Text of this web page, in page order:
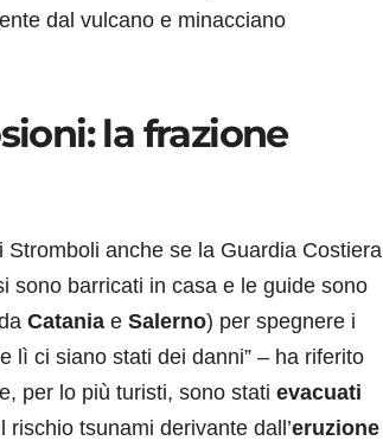
dal vulcano e minacciano
la frazione
anche se la Guardia Costiera
sono barricati in casa e le guide sono
Catania e Salerno) per spegnere i
lì ci siano stati dei danni” – ha riferito
per lo più turisti, sono stati evacuati
tsunami derivante dall’eruzione